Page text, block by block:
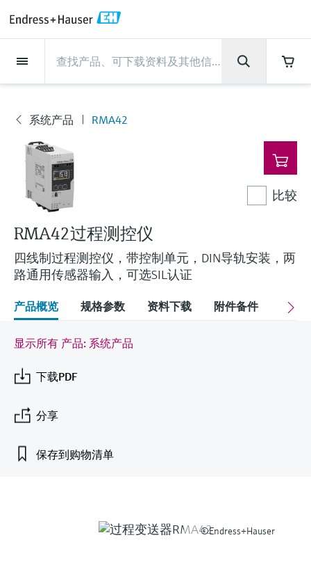
现场仪表
流量
物位测量
液体分析
温度测量
压力测量
系统产品
光学分析
Netilion IIoT
软件
通过产品特性查找适当的测量设备、软件或
流量
电磁流量计
科里奥利质量流量计
超声波流量计
涡街流量计
热式质量流量计
Differential pressure flow
measurement
物位测量
雷达物位测量
Vibronic point level detection
导波雷达物位测量
超声波物位测量
电容物位测量
静压液位测量
Conductive level measurement
Float switch level measurement
放射线物位测量
阻旋料位开关
液体分析
pH电极和变送器
电导率传感器和变送器
浊度传感器和变送器
氯传感器和变送器
溶解氧传感器和变送器
实验室检测仪表和便携式pH计
全自动水质采样仪
TOC、COD和SAC分析仪
ORP电极和变送器
污泥界面传感器和变送器
温度测量
温度变送器
工业温度计
保护套管
高温型温度计
卫生型温度计
紧凑型温度计
温度开关
表面温度计
线缆式温度计
多点温度计
压力测量
绝压和表压测量
差压测量
选购全部
系统产品
数据管理仪&数据记录仪
过程测控仪
电源和安全栅
WirelessHART解决方案
网关和调制解调器
设备配置用平板电脑
能量管理仪和应用管理仪
浪涌保护器
选购全部
光学分析
TDLAS和QF分析仪
拉曼光谱分析仪
排放监测解决方案
颗粒测量设备
数字分析仪解决方案
过程气体分析仪
空气质量测量装置
烟雾探测器
视距测量仪
超高探测器
Netilion IIoT
Netilion Value
Netilion Health
Netilion Analytics
Netilion Library
Netilion Inventory
Netilion Connect
Netilion Device Viewer
Netilion Water
服务产品
Project and commissioning services
技术支持服务
仪表维护
仪表性能优化服务
View all
Project and commissioning
仪表调试服务
Industrial Project Management
Extended warranty
技术支持服务
远程技术支持
远程资产监控
Process Instrumentation Courses
仪表维护
验证服务
现场仪表校准服务
预防性维护服务
Repair of measuring instruments
仪表性能优化服务
校准报告分析
优化校准间隔时间
动态现场仪表评价和分析服务
行业应用
食品与饮料
水务和环境：保护 —— 节约 —— 提高
石油与天然气：促进能源转型，实
现净零目标
生命科学：创新技术助推卓越运营
化工：深化合作，助推可持续成功
电力与能源
续的未来
公用工程：可靠使用蒸汽
支持
快速获取服务支持！
位服务，与您相伴前行
下载区
搜索和下载技术手册, 宣传资料, 出版物, 软
件更新, 视频, 证书等各类文件!
学习
学习中心
学习中心 - 探索Endress+Hauser学习平台上
的指导课程与资源，随时随地提升技能。
活动和培训
根据需要，从培训、研讨会、展会、峰会或
在线研讨会等各种活动中灵活选择。
公司
Endress+Hauser集团
生产中心
集团实力
客户案例
新闻与案例
活动和培训
您的Endress+Hauser职业生涯
Endress+Hauser集团
公司概况
Endress+Hauser在中国
恩德斯豪斯科技中国
财务业绩
集团管理层
发展历程
文化与价值观
可持续发展
关联公司
生产中心
物位和压力测量
Endress+Hauser流量
Endress+Hauser 液体分析
温度+系统产品
Endress+Hauser 数字解决方案
Endress+Hauser 光学分析
Endress+Hauser SICK
Endress+Hauser Technology China
集团实力
过程安全性
网络安全性
过程自动化项目流程
My Endress+Hauser
建立电子采购流程，从容应对未来
需求
新闻与案例
新闻与案例总览
所有文章
新闻稿
事实速览
媒体活动
活动和培训
培训
研讨会
展览会
在线研讨会和回放
峰会
线下活动
查找市场活动及培训
您的Endress+Hauser职业生
Explore open positions
在Endress+Hauser工作
更多工作机会
德国耶拿分析仪器公司的工作机会
会
Job opportunities at
Endress+Hauser SICK
系统产品 RMA42
RMA42过程测控仪
四线制过程测控仪，带控制单元，DIN导轨安装，两
路通用传感器输入，可选SIL认证
比较
产品概览 规格参数 资料下载 附件备件 关联
显示所有 产品: 系统产品
下载PDF
分享
保存到购物清单
©Endress+Hauser